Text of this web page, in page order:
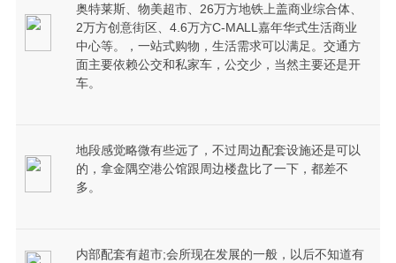
奥特莱斯、物美超市、26万方地铁上盖商业综合体、
2万方创意街区、4.6万方C-MALL嘉年华式生活商业
中心等。，一站式购物，生活需求可以满足。交通方
面主要依赖公交和私家车，公交少，当然主要还是开
车。
地段感觉略微有些远了，不过周边配套设施还是可以
的，拿金隅空港公馆跟周边楼盘比了一下，都差不
多。
内部配套有超市;会所现在发展的一般，以后不知道有